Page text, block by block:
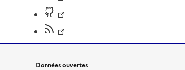
Données ouvertes